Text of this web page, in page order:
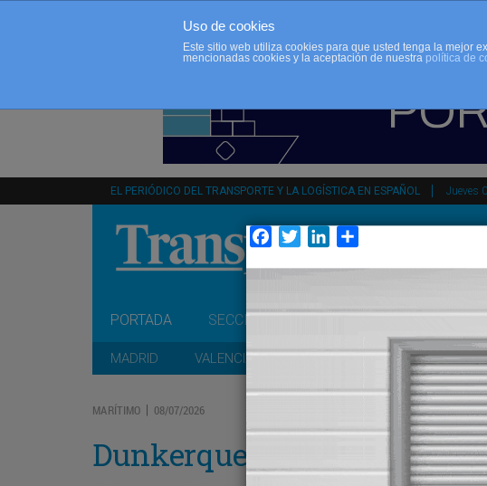
EL PERIÓDICO DEL TRANSPORTE Y LA LOGÍSTICA EN ESPAÑOL Jueves
PORTADA SECCIONES
MADRID VALENCIA CATALUÑA ANDALUCÍA
MARÍTIMO 08/07/2026
Dunkerque acomete su
Uso de cookies
Este sitio web utiliza cookies para que usted tenga la mejor
mencionadas cookies y la aceptación de nuestra política de
Facebook
TwitterLinkedIn